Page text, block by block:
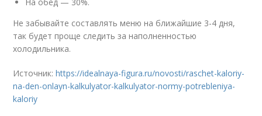
Не забывайте составлять меню на ближайшие 3-4 дня,
так будет проще следить за наполненностью
холодильника.
Источник:https://idealnaya-figura.ru/novosti/raschet-kaloriy-
na-den-onlayn-kalkulyator-kalkulyator-normy-potrebleniya-
kaloriy